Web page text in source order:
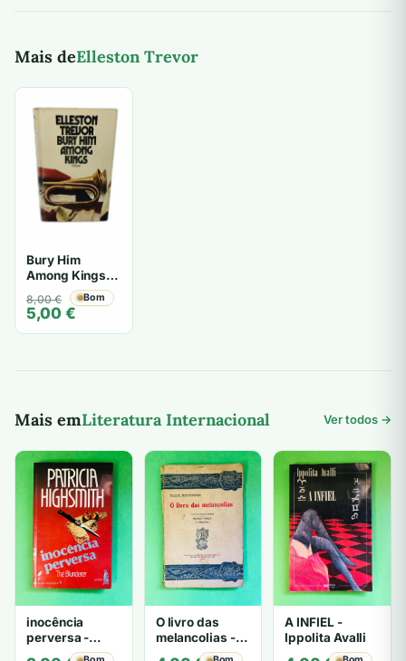
Mais deElleston Trevor
Bury Him
Among Kings -
Elleston Trevor
8,00€
O
preço
original
8,00 €.
5,00 €
O
preço
atual
5,00 €.
Bom
Mais emLiteratura Internacional Ver todos →
inocência
perversa -
PATRICIA
O livro das
melancolias -
A INFIEL -
Ippolita Avalli